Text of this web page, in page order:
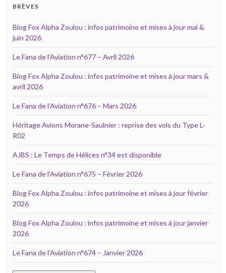
BRÈVES
Blog Fox Alpha Zoulou : infos patrimoine et mises à jour mai &
juin 2026
Le Fana de l’Aviation n°677 – Avril 2026
Blog Fox Alpha Zoulou : infos patrimoine et mises à jour mars &
avril 2026
Le Fana de l’Aviation n°676 – Mars 2026
Héritage Avions Morane-Saulnier : reprise des vols du Type L-
R02
AJBS : Le Temps de Hélices n°34 est disponible
Le Fana de l’Aviation n°675 – Février 2026
Blog Fox Alpha Zoulou : infos patrimoine et mises à jour février
2026
Blog Fox Alpha Zoulou : infos patrimoine et mises à jour janvier
2026
Le Fana de l’Aviation n°674 – Janvier 2026